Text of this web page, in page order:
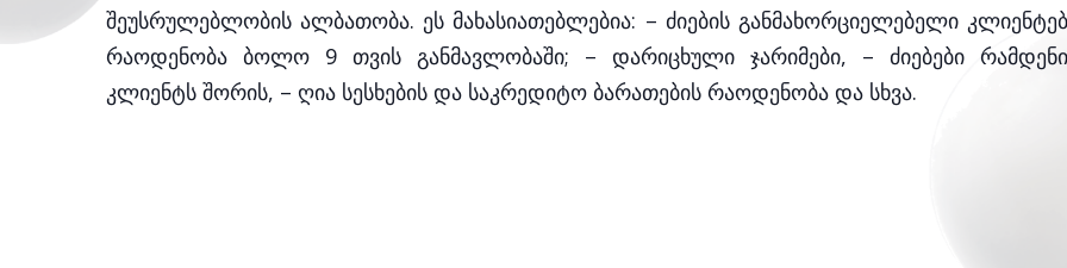
შეუსრულებლობის ალბათობა. ეს მახასიათებლებია: – ძიების განმახორციელებელი
რაოდენობა ბოლო 9 თვის განმავლობაში; – დარიცხული ჯარიმები, – ძიებები
კლიენტს შორის, – ღია სესხების და საკრედიტო ბარათების რაოდენობა და სხვა.